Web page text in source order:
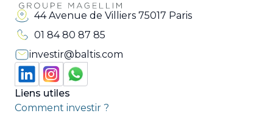
44 Avenue de Villiers 75017 Paris
01 84 80 87 85
investir@baltis.com
Liens utiles
Comment investir ?